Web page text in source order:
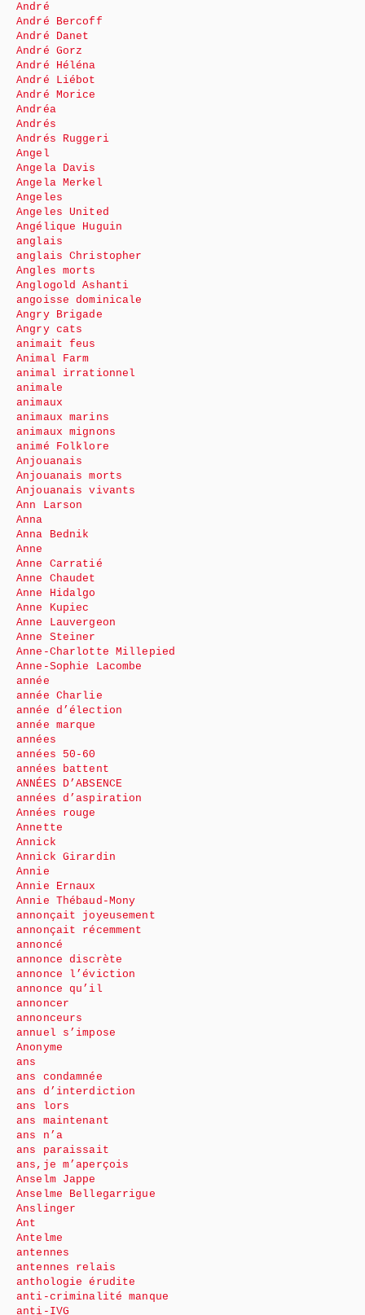
André
André Bercoff
André Danet
André Gorz
André Héléna
André Liébot
André Morice
Andréa
Andrés
Andrés Ruggeri
Angel
Angela Davis
Angela Merkel
Angeles
Angeles United
Angélique Huguin
anglais
anglais Christopher
Angles morts
Anglogold Ashanti
angoisse dominicale
Angry Brigade
Angry cats
animait feus
Animal Farm
animal irrationnel
animale
animaux
animaux marins
animaux mignons
animé Folklore
Anjouanais
Anjouanais morts
Anjouanais vivants
Ann Larson
Anna
Anna Bednik
Anne
Anne Carratié
Anne Chaudet
Anne Hidalgo
Anne Kupiec
Anne Lauvergeon
Anne Steiner
Anne-Charlotte Millepied
Anne-Sophie Lacombe
année
année Charlie
année d’élection
année marque
années
années 50-60
années battent
ANNÉES D’ABSENCE
années d’aspiration
Années rouge
Annette
Annick
Annick Girardin
Annie
Annie Ernaux
Annie Thébaud-Mony
annonçait joyeusement
annonçait récemment
annoncé
annonce discrète
annonce l’éviction
annonce qu’il
annoncer
annonceurs
annuel s’impose
Anonyme
ans
ans condamnée
ans d’interdiction
ans lors
ans maintenant
ans n’a
ans paraissait
ans,je m’aperçois
Anselm Jappe
Anselme Bellegarrigue
Anslinger
Ant
Antelme
antennes
antennes relais
anthologie érudite
anti-criminalité manque
anti-IVG